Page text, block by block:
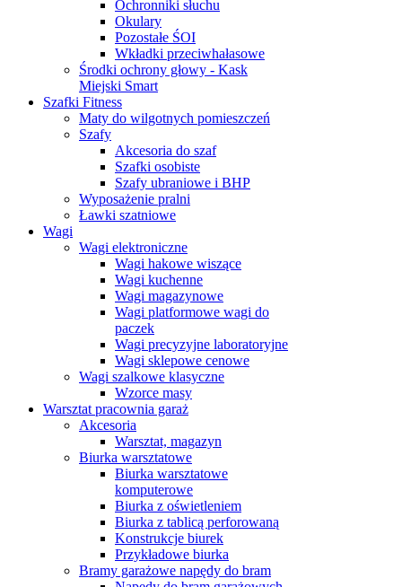
Ochronniki słuchu
Okulary
Pozostałe ŚOI
Wkładki przeciwhałasowe
Środki ochrony głowy - Kask
Miejski Smart
Szafki Fitness
Maty do wilgotnych pomieszczeń
Szafy
Akcesoria do szaf
Szafki osobiste
Szafy ubraniowe i BHP
Wyposażenie pralni
Ławki szatniowe
Wagi
Wagi elektroniczne
Wagi hakowe wiszące
Wagi kuchenne
Wagi magazynowe
Wagi platformowe wagi do
paczek
Wagi precyzyjne laboratoryjne
Wagi sklepowe cenowe
Wagi szalkowe klasyczne
Wzorce masy
Warsztat pracownia garaż
Akcesoria
Warsztat, magazyn
Biurka warsztatowe
Biurka warsztatowe
komputerowe
Biurka z oświetleniem
Biurka z tablicą perforowaną
Konstrukcje biurek
Przykładowe biurka
Bramy garażowe napędy do bram